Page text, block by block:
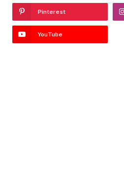
Pinterest
YouTube